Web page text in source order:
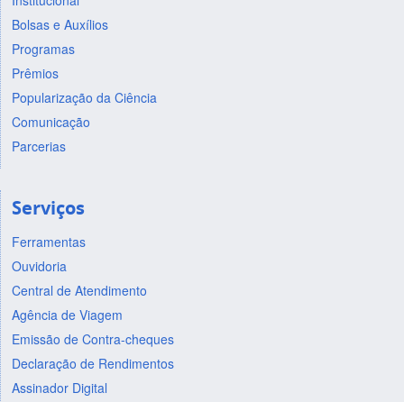
Bolsas e Auxílios
Programas
Prêmios
Popularização da Ciência
Comunicação
Parcerias
Serviços
Ferramentas
Ouvidoria
Central de Atendimento
Agência de Viagem
Emissão de Contra-cheques
Declaração de Rendimentos
Assinador Digital